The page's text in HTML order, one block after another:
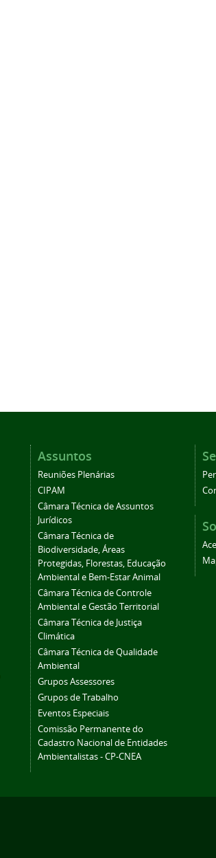
Assuntos
Reuniões Plenárias
CIPAM
Câmara Técnica de Assuntos
Jurídicos
Câmara Técnica de
Biodiversidade, Áreas
Protegidas, Florestas, Educação
Ambiental e Bem-Estar Animal
Câmara Técnica de Controle
Ambiental e Gestão Territorial
Câmara Técnica de Justiça
Climática
Câmara Técnica de Qualidade
Ambiental
Grupos Assessores
Grupos de Trabalho
Eventos Especiais
Comissão Permanente do
Cadastro Nacional de Entidades
Ambientalistas - CP-CNEA